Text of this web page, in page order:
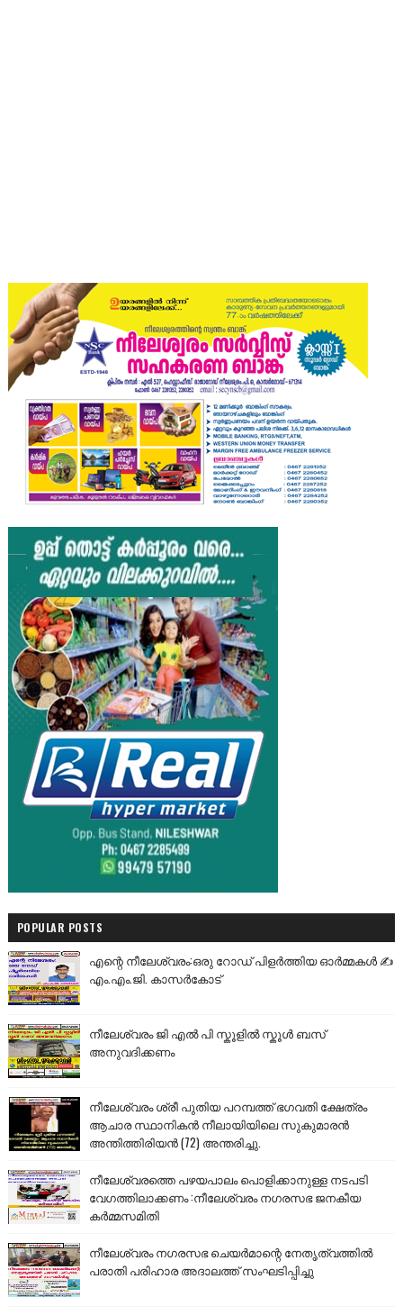
POPULAR POSTS
എന്റെ നീലേശ്വരം:ഒരു റോഡ് പിളർത്തിയ ഓർമ്മകൾ ✍️
എം.എം.ജി. കാസർകോട്
നീലേശ്വരം ജി എൽ പി സ്കൂളിൽ സ്കൂൾ ബസ്
അനുവദിക്കണം
നീലേശ്വരം ശ്രീ പുതിയ പറമ്പത്ത് ഭഗവതി ക്ഷേത്രം
ആചാര സ്ഥാനികൻ നീലായിയിലെ സുകുമാരൻ
അന്തിത്തിരിയൻ (72) അന്തരിച്ചു.
നീലേശ്വരത്തെ പഴയപാലം പൊളിക്കാനുള്ള നടപടി
വേഗത്തിലാക്കണം :നീലേശ്വരം നഗരസഭ ജനകീയ
കർമ്മസമിതി
നീലേശ്വരം നഗരസഭ ചെയർമാന്റെ നേതൃത്വത്തിൽ
പരാതി പരിഹാര അദാലത്ത് സംഘടിപ്പിച്ചു